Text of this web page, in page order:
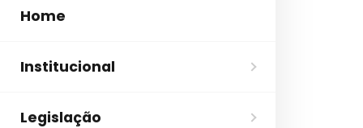
Home
Institucional
Legislação